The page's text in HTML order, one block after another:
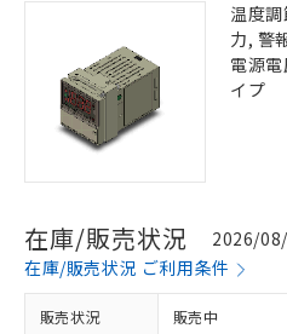
温度
力, 警
電源
イプ
在庫/販売状況
2026/
在庫/販売状況 ご利用条件
販売状況 販売中